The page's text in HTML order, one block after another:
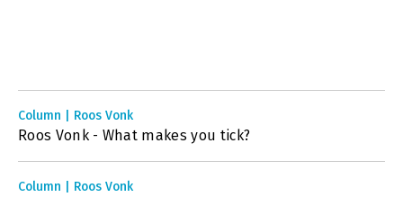
Column | Roos Vonk
Roos Vonk - What makes you tick?
Column | Roos Vonk